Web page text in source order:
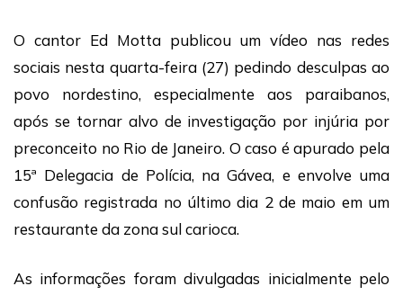
O cantor Ed Motta publicou um vídeo nas redes
sociais nesta quarta-feira (27) pedindo desculpas ao
povo nordestino, especialmente aos paraibanos,
após se tornar alvo de investigação por injúria por
preconceito no Rio de Janeiro. O caso é apurado pela
15ª Delegacia de Polícia, na Gávea, e envolve uma
confusão registrada no último dia 2 de maio em um
restaurante da zona sul carioca.
As informações foram divulgadas inicialmente pelo